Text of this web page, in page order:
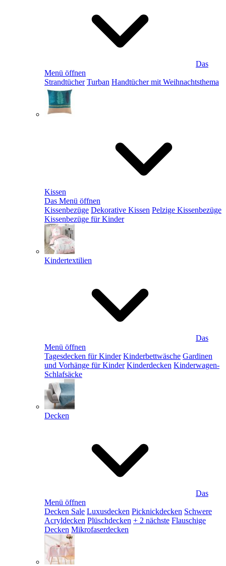
Das
Menü öffnen
Strandtücher Turban Handtücher mit Weihnachtsthema
Kissen
Das Menü öffnen
Kissenbezüge Dekorative Kissen Pelzige Kissenbezüge
Kissenbezüge für Kinder
Kindertextilien
Das
Menü öffnen
Tagesdecken für Kinder Kinderbettwäsche Gardinen
und Vorhänge für Kinder Kinderdecken Kinderwagen-
Schlafsäcke
Decken
Das
Menü öffnen
Decken Sale Luxusdecken Picknickdecken Schwere
Acryldecken Plüschdecken + 2 nächste Flauschige
Decken Mikrofaserdecken